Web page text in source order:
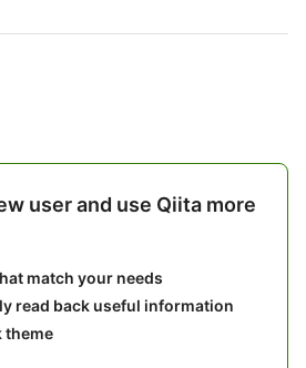
user and use Qiita more
match your needs
read back useful information
theme